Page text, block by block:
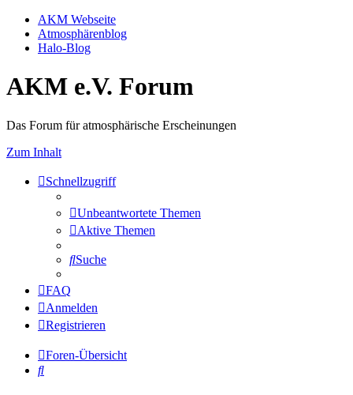
AKM Webseite
Atmosphärenblog
Halo-Blog
AKM e.V. Forum
Das Forum für atmosphärische Erscheinungen
Zum Inhalt
Schnellzugriff
Unbeantwortete Themen
Aktive Themen
Suche
FAQ
Anmelden
Registrieren
Foren-Übersicht
Suche